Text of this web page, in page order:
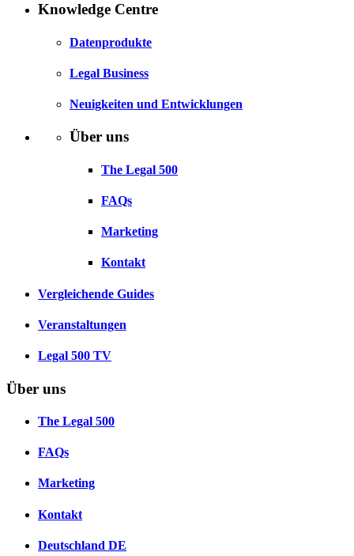
Knowledge Centre
Datenprodukte
Legal Business
Neuigkeiten und Entwicklungen
Über uns
The Legal 500
FAQs
Marketing
Kontakt
Vergleichende Guides
Veranstaltungen
Legal 500 TV
Über uns
The Legal 500
FAQs
Marketing
Kontakt
Deutschland DE